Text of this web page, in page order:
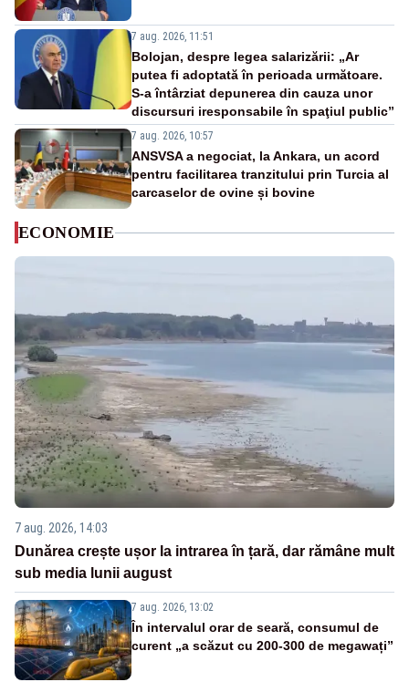
7 aug. 2026, 11:51
Bolojan, despre legea salarizării: „Ar
putea fi adoptată în perioada următoare.
S-a întârziat depunerea din cauza unor
discursuri iresponsabile în spaţiul public”
7 aug. 2026, 10:57
ANSVSA a negociat, la Ankara, un acord
pentru facilitarea tranzitului prin Turcia al
carcaselor de ovine și bovine
ECONOMIE
7 aug. 2026, 14:03
Dunărea crește ușor la intrarea în țară, dar rămâne mult
sub media lunii august
7 aug. 2026, 13:02
În intervalul orar de seară, consumul de
curent „a scăzut cu 200-300 de megawați”